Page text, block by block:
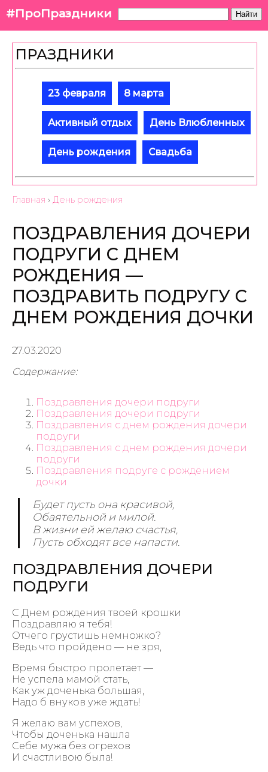
#ПроПраздники Найти
ПРАЗДНИКИ
23 февраля 8 марта
Активный отдых День Влюбленных
День рождения Свадьба
Главная › День рождения
ПОЗДРАВЛЕНИЯ ДОЧЕРИ
ПОДРУГИ С ДНЕМ
РОЖДЕНИЯ —
ПОЗДРАВИТЬ ПОДРУГУ С
ДНЕМ РОЖДЕНИЯ ДОЧКИ
27.03.2020
Содержание:
Поздравления дочери подруги
Поздравления дочери подруги
Поздравления с днем рождения дочери
подруги
Поздравления с днем рождения дочери
подруги
Поздравления подруге с рождением
дочки
Будет пусть она красивой,
Обаятельной и милой.
В жизни ей желаю счастья,
Пусть обходят все напасти.
ПОЗДРАВЛЕНИЯ ДОЧЕРИ
ПОДРУГИ
С Днем рождения твоей крошки
Поздравляю я тебя!
Отчего грустишь немножко?
Ведь что пройдено — не зря,
Время быстро пролетает —
Не успела мамой стать,
Как уж доченька большая,
Надо б внуков уже ждать!
Я желаю вам успехов,
Чтобы доченька нашла
Себе мужа без огрехов
И счастливою была!